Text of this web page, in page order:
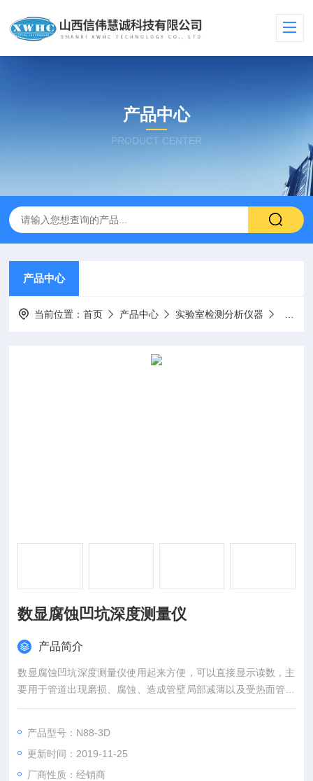
产品中心
PRODUCT CENTER
产品中心
当前位置：首页 产品中心 实验室检测分析仪器
数显腐蚀凹坑深度测量仪
产品简介
数显腐蚀凹坑深度测量仪使用起来方便，可以直接显示读数，主
要用于管道出现磨损、腐蚀、造成管壁局部减薄以及受热面管腐
蚀坑深度测量，也可用于模具注塑、机械加工、器皿制造的小孔
产品型号：N88-3D
更新时间：2019-11-25
厂商性质：经销商